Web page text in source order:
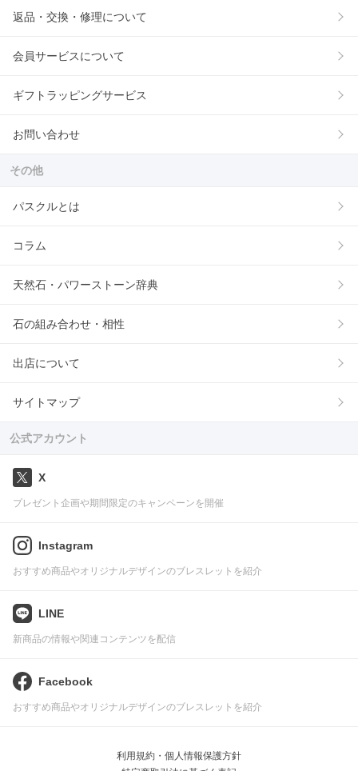
返品・交換・修理について
会員サービスについて
ギフトラッピングサービス
お問い合わせ
その他
パスクルとは
コラム
天然石・パワーストーン辞典
石の組み合わせ・相性
出店について
サイトマップ
公式アカウント
X
プレゼント企画や期間限定のキャンペーンを開催
Instagram
おすすめ商品やオリジナルデザインのブレスレットを紹介
LINE
新商品の情報や関連コンテンツを配信
Facebook
おすすめ商品やオリジナルデザインのブレスレットを紹介
利用規約・個人情報保護方針